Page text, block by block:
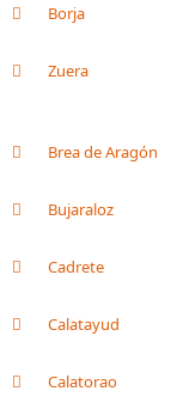
Borja
Zuera
Brea de Aragón
Bujaraloz
Cadrete
Calatayud
Calatorao